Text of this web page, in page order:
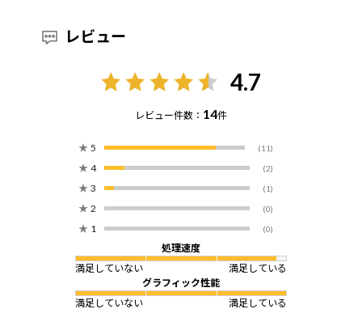
レビュー
4.7
レビュー件数： 14件
★ 5 (11)
★ 4 (2)
★ 3 (1)
★ 2 (0)
★ 1 (0)
処理速度
満足していない
満足している
グラフィック性能
満足していない
満足している